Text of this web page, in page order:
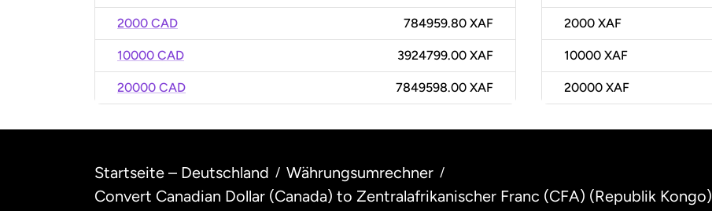
2000 CAD 784959.80 XAF
10000 CAD 3924799.00 XAF
20000 CAD 7849598.00 XAF
2000 XAF
10000 XAF
20000 XAF
Startseite – Deutschland / Währungsumrechner /
Convert Canadian Dollar (Canada) to Zentralafrikanischer Franc (CFA) (Republik Kongo)